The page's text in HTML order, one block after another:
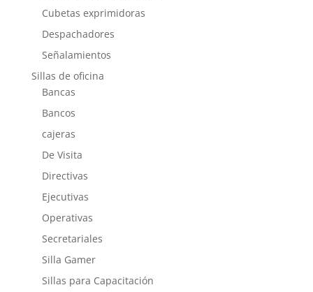
Cubetas exprimidoras
Despachadores
Señalamientos
Sillas de oficina
Bancas
Bancos
cajeras
De Visita
Directivas
Ejecutivas
Operativas
Secretariales
Silla Gamer
Sillas para Capacitación